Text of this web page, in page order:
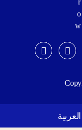
العربية